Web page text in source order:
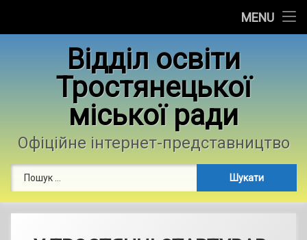
MENU
Контакти
Фотогалерея
Відділ освіти
Тростянецької
міської ради
Офіційне інтернет-представництво